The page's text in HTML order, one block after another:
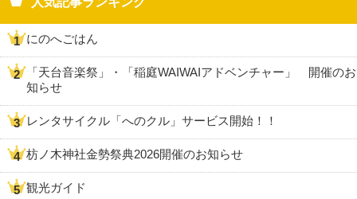
にのへごはん
「天台音楽祭」・「稲庭WAIWAIアドベンチャー」 開催のお
知らせ
レンタサイクル「へのクル」サービス開始！！
枋ノ木神社金勢祭典2026開催のお知らせ
観光ガイド